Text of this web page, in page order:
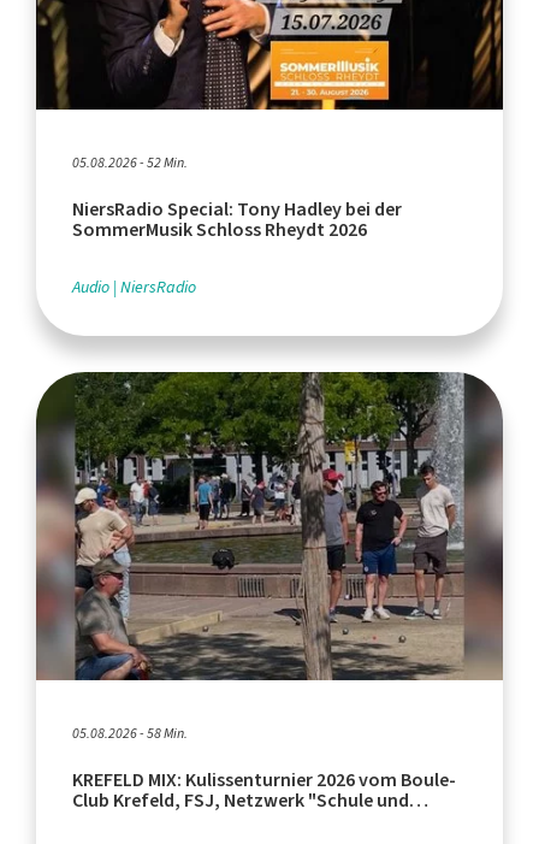
05.08.2026 - 52 Min.
NiersRadio Special: Tony Hadley bei der
SommerMusik Schloss Rheydt 2026
Audio NiersRadio
05.08.2026 - 58 Min.
KREFELD MIX: Kulissenturnier 2026 vom Boule-
Club Krefeld, FSJ, Netzwerk "Schule und